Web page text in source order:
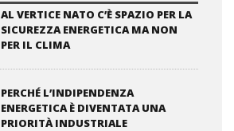
AL VERTICE NATO C’È SPAZIO PER LA
SICUREZZA ENERGETICA MA NON
PER IL CLIMA
PERCHÉ L’INDIPENDENZA
ENERGETICA È DIVENTATA UNA
PRIORITÀ INDUSTRIALE